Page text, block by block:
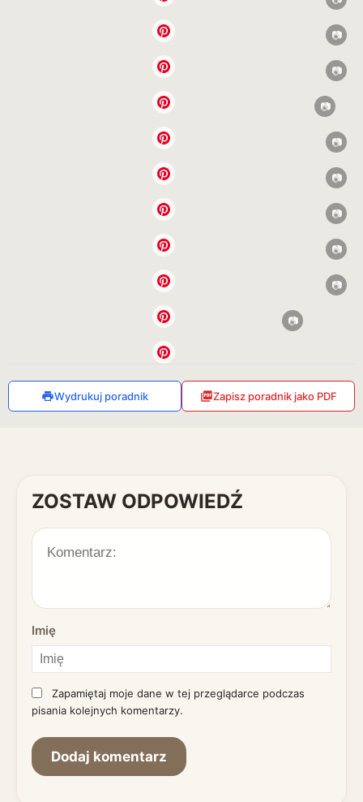
Wydrukuj poradnik Zapisz poradnik jako PDF
ZOSTAW ODPOWIEDŹ
Imię
Zapamiętaj moje dane w tej przeglądarce podczas
pisania kolejnych komentarzy.